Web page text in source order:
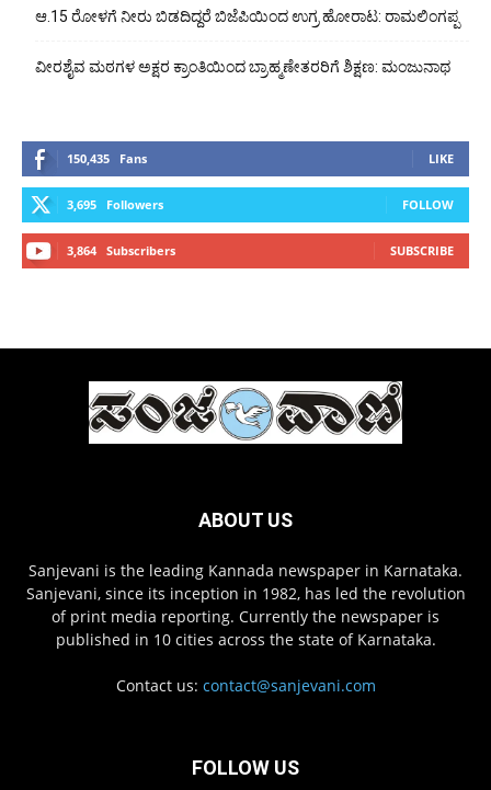
ಆ.15 ರೋಳಗೆ ನೀರು ಬಿಡದಿದ್ದರೆ ಬಿಜೆಪಿಯಿಂದ ಉಗ್ರ ಹೋರಾಟ: ರಾಮಲಿಂಗಪ್ಪ
ವೀರಶೈವ ಮಠಗಳ ಅಕ್ಷರ ಕ್ರಾಂತಿಯಿಂದ ಬ್ರಾಹ್ಮಣೇತರರಿಗೆ ಶಿಕ್ಷಣ: ಮಂಜುನಾಥ
150,435 Fans LIKE
3,695 Followers FOLLOW
3,864 Subscribers SUBSCRIBE
ABOUT US
Sanjevani is the leading Kannada newspaper in Karnataka.
Sanjevani, since its inception in 1982, has led the revolution
of print media reporting. Currently the newspaper is
published in 10 cities across the state of Karnataka.
Contact us: contact@sanjevani.com
FOLLOW US